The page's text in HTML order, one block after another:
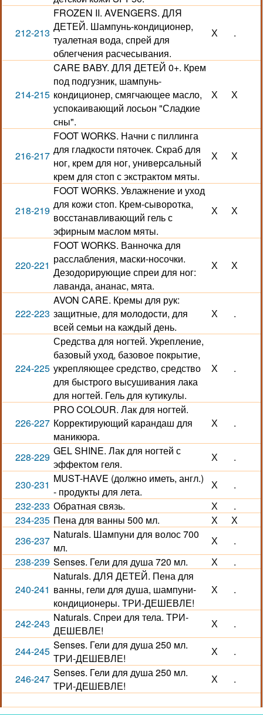
212-213
FROZEN II. AVENGERS. ДЛЯ
ДЕТЕЙ. Шампунь-кондиционер,
туалетная вода, спрей для
облегчения расчесывания.
Х .
214-215
CARE BABY. ДЛЯ ДЕТЕЙ 0+. Крем
под подгузник, шампунь-
кондиционер, смягчающее масло,
успокаивающий лосьон "Сладкие
сны".
Х Х
216-217
FOOT WORKS. Начни с пиллинга
для гладкости пяточек. Скраб для
ног, крем для ног, универсальный
крем для стоп с экстрактом мяты.
Х Х
218-219
FOOT WORKS. Увлажнение и уход
для кожи стоп. Крем-сыворотка,
восстанавливающий гель с
эфирным маслом мяты.
Х Х
220-221
FOOT WORKS. Ванночка для
расслабления, маски-носочки.
Дезодорирующие спреи для ног:
лаванда, ананас, мята.
Х Х
222-223
AVON CARE. Кремы для рук:
защитные, для молодости, для
всей семьи на каждый день.
Х .
224-225
Средства для ногтей. Укрепление,
базовый уход, базовое покрытие,
укрепляющее средство, средство
для быстрого высушивания лака
для ногтей. Гель для кутикулы.
Х .
226-227
PRO COLOUR. Лак для ногтей.
Корректирующий карандаш для
маникюра.
Х .
228-229 GEL SHINE. Лак для ногтей с
эффектом геля.
Х .
230-231 MUST-HAVE (должно иметь, англ.)
- продукты для лета.
Х
.
232-233 Обратная связь. Х
.
234-235 Пена для ванны 500 мл. Х
Х
236-237 Naturals. Шампуни для волос 700
мл.
Х
.
238-239 Senses. Гели для душа 720 мл. Х .
240-241
Naturals. ДЛЯ ДЕТЕЙ. Пена для
ванны, гели для душа, шампуни-
кондиционеры. ТРИ-ДЕШЕВЛЕ!
Х .
242-243 Naturals. Спреи для тела. ТРИ-
ДЕШЕВЛЕ!
Х .
244-245 Senses. Гели для душа 250 мл.
ТРИ-ДЕШЕВЛЕ!
Х .
246-247 Senses. Гели для душа 250 мл.
ТРИ-ДЕШЕВЛЕ!
Х .